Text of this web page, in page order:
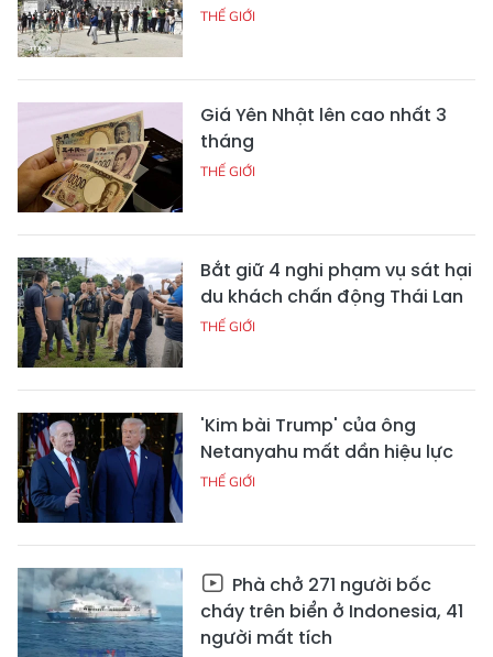
THẾ GIỚI
Giá Yên Nhật lên cao nhất 3
tháng
THẾ GIỚI
Bắt giữ 4 nghi phạm vụ sát hại
du khách chấn động Thái Lan
THẾ GIỚI
'Kim bài Trump' của ông
Netanyahu mất dần hiệu lực
THẾ GIỚI
Phà chở 271 người bốc
cháy trên biển ở Indonesia, 41
người mất tích